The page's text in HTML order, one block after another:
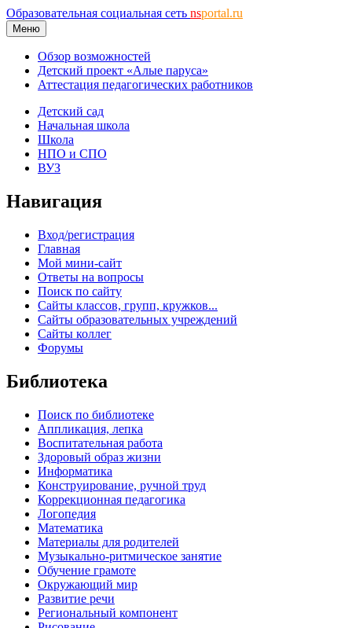
Образовательная социальная сеть nsportal.ru
Меню
Обзор возможностей
Детский проект «Алые паруса»
Аттестация педагогических работников
Детский сад
Начальная школа
Школа
НПО и СПО
ВУЗ
Навигация
Вход/регистрация
Главная
Мой мини-сайт
Ответы на вопросы
Поиск по сайту
Сайты классов, групп, кружков...
Сайты образовательных учреждений
Сайты коллег
Форумы
Библиотека
Поиск по библиотеке
Аппликация, лепка
Воспитательная работа
Здоровый образ жизни
Информатика
Конструирование, ручной труд
Коррекционная педагогика
Логопедия
Математика
Материалы для родителей
Музыкально-ритмическое занятие
Обучение грамоте
Окружающий мир
Развитие речи
Региональный компонент